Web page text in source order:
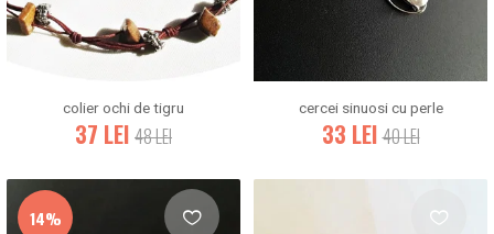
colier ochi de tigru
37 LEI 48LEI
cercei sinuosi cu perle
33 LEI 40LEI
14%